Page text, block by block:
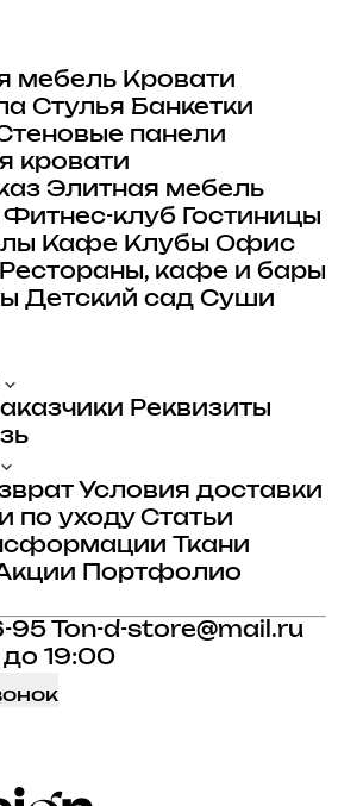
мебель Кровати
Стулья Банкетки
панели
кровати
Элитная мебель
Фитнес-клуб
Гостиницы
Кафе Клубы Офис
Рестораны, кафе и бары
Детский сад Суши
Реквизиты
Условия доставки
по уходу Статьи
Ткани
Портфолио
95
Ton-d-store@mail.ru
до 19:00